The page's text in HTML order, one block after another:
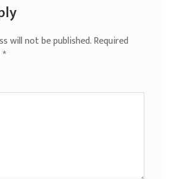
will not be published.Required
*